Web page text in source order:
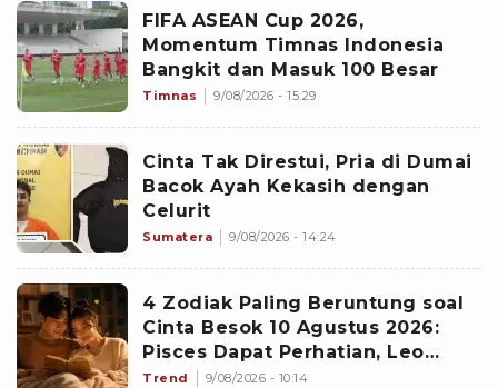
FIFA ASEAN Cup 2026,
Momentum Timnas Indonesia
Bangkit dan Masuk 100 Besar
Timnas 9/08/2026 - 15:29
Cinta Tak Direstui, Pria di Dumai
Bacok Ayah Kekasih dengan
Celurit
Sumatera 9/08/2026 - 14:24
4 Zodiak Paling Beruntung soal
Cinta Besok 10 Agustus 2026:
Pisces Dapat Perhatian, Leo
Makin Dekat dengan Si Dia
Trend 9/08/2026 - 10:14